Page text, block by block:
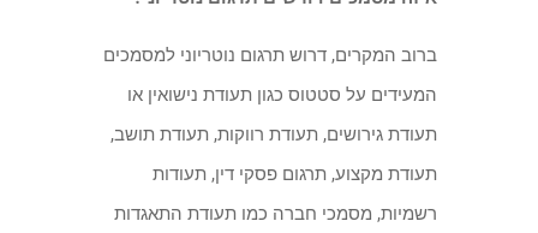
ברוב המקרים, דרוש תרגום נוטריוני למסמכים
המעידים על סטטוס כגון תעודת נישואין או
תעודת גירושים, תעודת רווקות, תעודת תושב,
תעודת מקצוע, תרגום פסקי דין, תעודות
רשמיות, מסמכי חברה כמו תעודת התאגדות